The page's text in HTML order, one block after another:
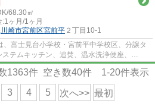
68.30㎡
:1ヶ月/1ヶ月
川崎市宮前区宮前平 ２丁目10-1
、富士見台小学校・宮前平中学校区、分譲タ
テムキッチン、追焚、温水洗浄便座、
戸敷地内にトランクル...
1363件 空き数40件 1-20件表示
3 4 5 次へ>> 最初